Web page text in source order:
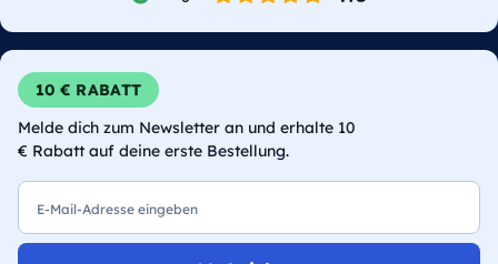
10 € RABATT
Melde dich zum Newsletter an und erhalte 10
€ Rabatt auf deine erste Bestellung.